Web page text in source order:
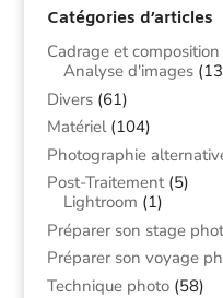
Catégories d’articles
Cadrage et composition
Analyse d'images
Divers(61)
Matériel(104)
Photographie
Post-Traitement(5)
Lightroom (1)
Préparer son stage
Préparer son voyage
Technique photo(58)